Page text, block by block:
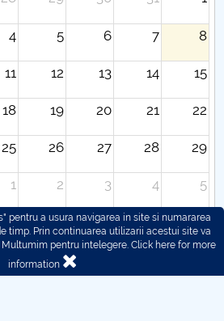
4 5 6 7 8
11 12 13 14 15
18 19 20 21 22
25 26 27 28 29
1 2 3 4 5
pentru a usura navigarea in site si numararea
timp. Prin continuarea utilizarii acestui site va
pentru intelegere. Click here for more
information